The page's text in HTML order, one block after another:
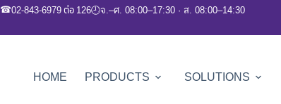
☎02-843-6979 ต่อ 126🕘จ.–ศ. 08:00–17:30 · ส. 08:00–14:30
HOME PRODUCTS SOLUTIONS